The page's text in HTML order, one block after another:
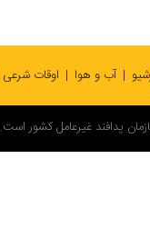
آب و هوا اوقات شرعی
پدافند غیرعامل کشور است.